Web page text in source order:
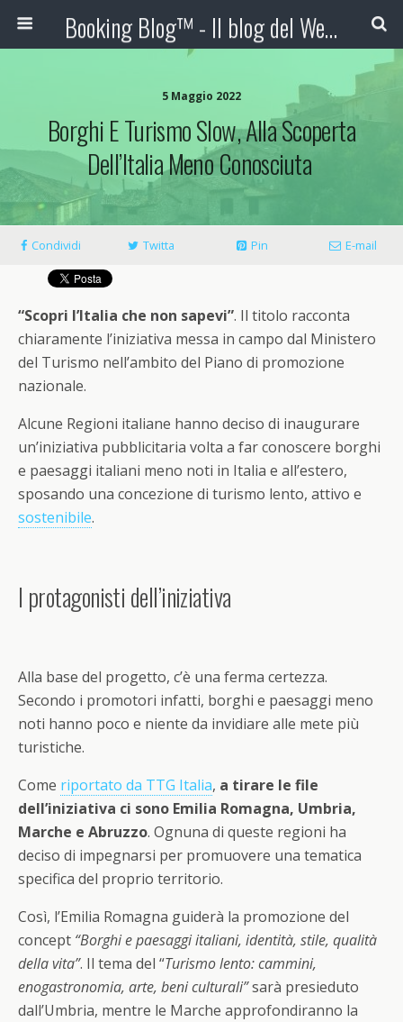
Booking Blog™ - Il blog del Web Marketing Turistico
5 Maggio 2022
Borghi E Turismo Slow, Alla Scoperta
Dell’Italia Meno Conosciuta
Condividi Twitta Pin E-mail
“Scopri l’Italia che non sapevi”. Il titolo racconta
chiaramente l’iniziativa messa in campo dal Ministero
del Turismo nell’ambito del Piano di promozione
nazionale.
Alcune Regioni italiane hanno deciso di inaugurare
un’iniziativa pubblicitaria volta a far conoscere borghi
e paesaggi italiani meno noti in Italia e all’estero,
sposando una concezione di turismo lento, attivo e
sostenibile.
I protagonisti dell’iniziativa
Alla base del progetto, c’è una ferma certezza.
Secondo i promotori infatti, borghi e paesaggi meno
noti hanno poco e niente da invidiare alle mete più
turistiche.
Come riportato da TTG Italia, a tirare le file
dell’iniziativa ci sono Emilia Romagna, Umbria,
Marche e Abruzzo. Ognuna di queste regioni ha
deciso di impegnarsi per promuovere una tematica
specifica del proprio territorio.
Così, l’Emilia Romagna guiderà la promozione del
concept “Borghi e paesaggi italiani, identità, stile, qualità
della vita”. Il tema del “Turismo lento: cammini,
enogastronomia, arte, beni culturali”sarà presieduto
dall’Umbria, mentre le Marche approfondiranno la